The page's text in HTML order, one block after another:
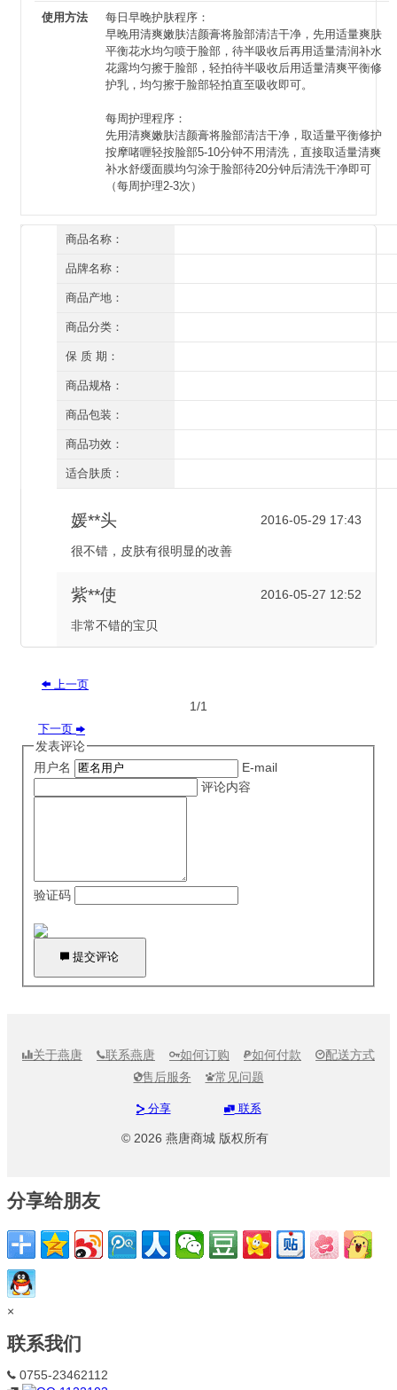
使用方法
每日早晚护肤程序：
早晚用清爽嫩肤洁颜膏将脸部清洁干净，先用适量爽肤
平衡花水均匀喷于脸部，待半吸收后再用适量清润补水
花露均匀擦于脸部，轻拍待半吸收后用适量清爽平衡修
护乳，均匀擦于脸部轻拍直至吸收即可。
每周护理程序：
先用清爽嫩肤洁颜膏将脸部清洁干净，取适量平衡修护
按摩啫喱轻按脸部5-10分钟不用清洗，直接取适量清爽
补水舒缓面膜均匀涂于脸部待20分钟后清洗干净即可
（每周护理2-3次）
商品名称：
品牌名称：
川岛雪肤
商品产地：
深圳
商品分类：
套装
保 质 期：
三年（开封后一年）
商品规格：
六件套
商品包装：
有外盒/有塑封
商品功效：
补水保湿 控油平衡 损伤修复
适合肤质：
媛**头 2016-05-29 17:43
很不错，皮肤有很明显的改善
紫**使 2016-05-27 12:52
非常不错的宝贝
 上一页
1/1
下一页 
发表评论
用户名
E-mail
评论内容
验证码
 提交评论
关于燕唐 联系燕唐 如何订购 如何付款 配送方式
售后服务 常见问题
分享 联系
© 2026 燕唐商城 版权所有
分享给朋友
×
联系我们
 0755-23462112